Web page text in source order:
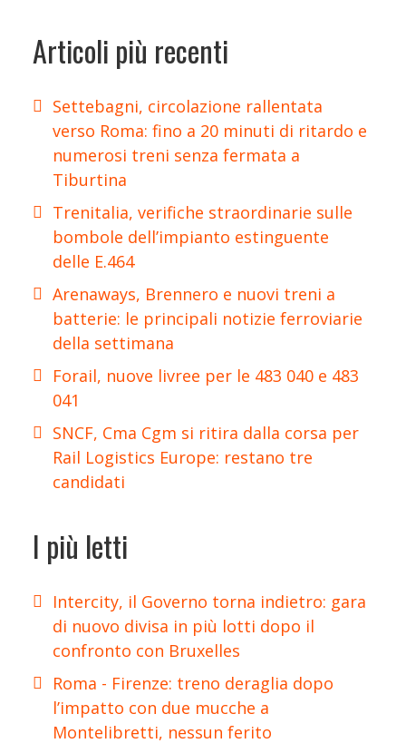
Articoli più recenti
Settebagni, circolazione rallentata
verso Roma: fino a 20 minuti di ritardo e
numerosi treni senza fermata a
Tiburtina
Trenitalia, verifiche straordinarie sulle
bombole dell’impianto estinguente
delle E.464
Arenaways, Brennero e nuovi treni a
batterie: le principali notizie ferroviarie
della settimana
Forail, nuove livree per le 483 040 e 483
041
SNCF, Cma Cgm si ritira dalla corsa per
Rail Logistics Europe: restano tre
candidati
I più letti
Intercity, il Governo torna indietro: gara
di nuovo divisa in più lotti dopo il
confronto con Bruxelles
Roma - Firenze: treno deraglia dopo
l’impatto con due mucche a
Montelibretti, nessun ferito